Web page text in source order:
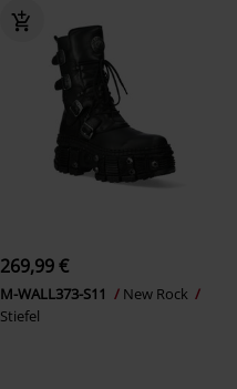
269,99 €
M-WALL373-S11
New Rock
Stiefel